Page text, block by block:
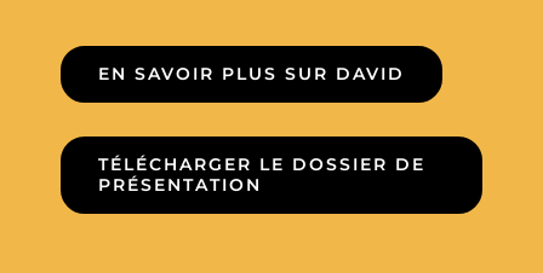
EN SAVOIR PLUS SUR DAVID
TÉLÉCHARGER LE DOSSIER DE
PRÉSENTATION